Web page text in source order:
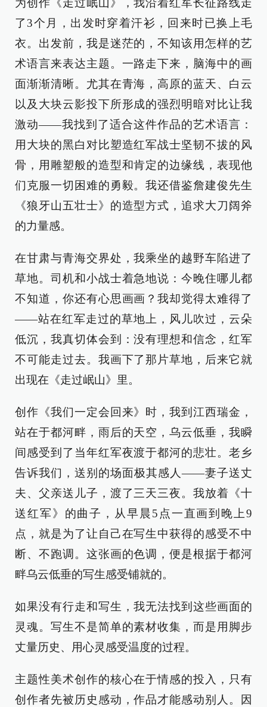
为创作《走过岷山》，我沿着红军长征路线走
了3个月，出发时穿着汗衫，回来时已换上毛
衣。出发前，我是迷茫的，不知该用怎样的艺
术语言来表达主题。一路走下来，脑海中的画
面渐渐清晰。尤其在青海，高原的蓝天、白云
以及大块云影投下所形成的强烈明暗对比让我
激动——我找到了适合这件作品的艺术语言：
用大块的黑白对比塑造红军战士坚韧不拔的风
骨，用雕塑般的造型和肯定的边缘线，表现他
们克服一切困难的勇毅。我还借鉴詹建俊先生
《狼牙山五壮士》的造型方式，追求大刀阔斧
的力量感。
在甘肃与青海交界处，我乘坐的越野车陷进了
草地。司机和小战士着急地说：今晚住哪儿都
不知道，你还有心思画画？我却觉得太难得了
——站在红军走过的草地上，风儿吹过，云朵
低沉，我真切体会到：没有理想和信念，红军
不可能走过去。我画下了那片草地，后来它就
出现在《走过岷山》里。
创作《我们一定会回来》时，我到江西瑞金，
站在于都河畔，雨后的天空，乌云低垂，我瞬
间感受到了当年红军夜渡于都河的悲壮。老乡
告诉我们，送别的场面极其感人——妻子送丈
夫、父亲送儿子，渡了三天三夜。我放着《十
送红军》的曲子，从早晨5点一直画到晚上9
点，就是为了让自己在写生中获得的感受不中
断、不跑调。这张画的色调，便是根据于都河
畔乌云低垂的写生感受铺就的。
如果没有行走和写生，我无法找到这些画面的
灵魂。写生不是简单的素材收集，而是用脚步
丈量历史、用心灵感受温度的过程。
主题性美术创作的核心在于情感的投入，只有
创作者先被历史感动，作品才能感动别人。因